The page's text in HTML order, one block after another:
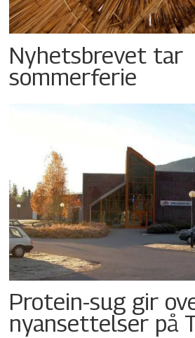
Nyhetsbrevet tar
sommerferie
Protein-sug gir
nyansettelser på